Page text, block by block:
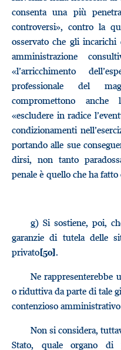
consenta una più
controversi», contro la
osservato che gli incarichi
amministrazione
«l’arricchimento
professionale del
compromettono anche
«escludere in radice
condizionamenti
portando alle sue
dirsi, non tanto
penale è quello che ha
g) Si sostiene, poi,
garanzie di tutela delle
privato[50].
Ne rappresenterebbe
o riduttiva da parte di tale
contenzioso
Non si considera,
Stato, quale organo di